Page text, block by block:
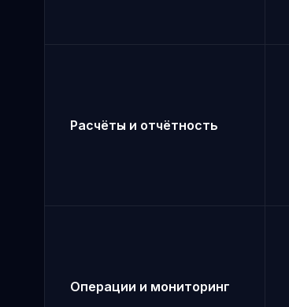
Расчёты и отчётность
Операции и мониторинг